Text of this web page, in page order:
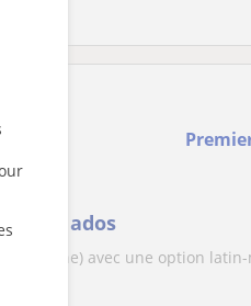
et ados
avec une option